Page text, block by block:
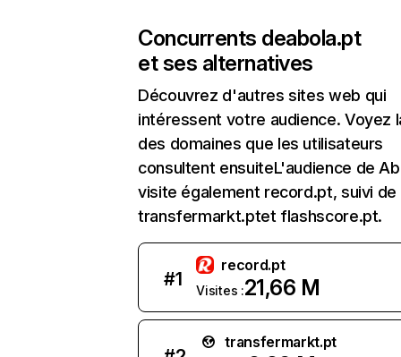
Concurrents deabola.pt
et ses alternatives
Découvrez d'autres sites web qui
intéressent votre audience. Voyez
des domaines que les utilisateurs
consultent ensuiteL'audience de
visite également record.pt, suivi de
transfermarkt.ptet flashscore.pt.
#1
record.pt
Visites :21,66 M
transfermarkt.pt